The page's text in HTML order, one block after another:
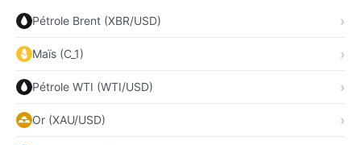
Pétrole Brent (XBR/USD)
Maïs (C_1)
Pétrole WTI (WTI/USD)
Or (XAU/USD)